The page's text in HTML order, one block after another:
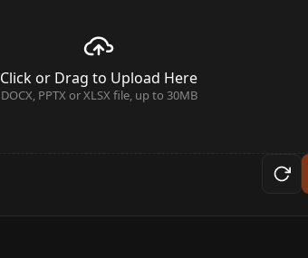
Click or Drag to Upload Here
DOCX, PPTX or XLSX file, up to 30MB